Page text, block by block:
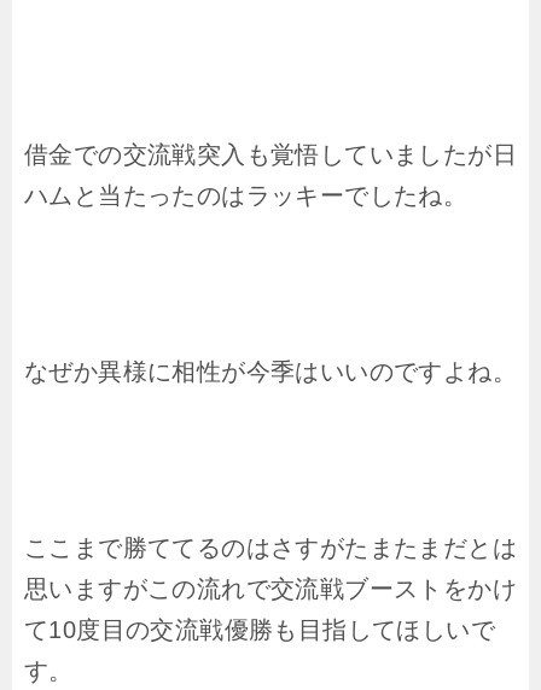
借金での交流戦突入も覚悟していましたが日
ハムと当たったのはラッキーでしたね。
なぜか異様に相性が今季はいいのですよね。
ここまで勝ててるのはさすがたまたまだとは
思いますがこの流れで交流戦ブーストをかけ
て10度目の交流戦優勝も目指してほしいで
す。